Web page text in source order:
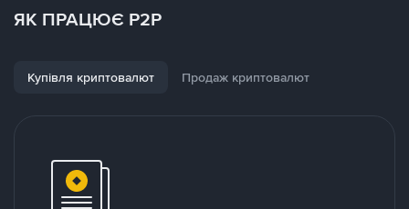
ЯК ПРАЦЮЄ P2P
Купівля криптовалют Продаж криптовалют